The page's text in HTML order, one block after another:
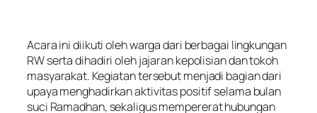
Acara ini diikuti oleh warga dari berbagai lingkungan
RW serta dihadiri oleh jajaran kepolisian dan tokoh
masyarakat. Kegiatan tersebut menjadi bagian dari
upaya menghadirkan aktivitas positif selama bulan
suci Ramadhan, sekaligus mempererat hubungan